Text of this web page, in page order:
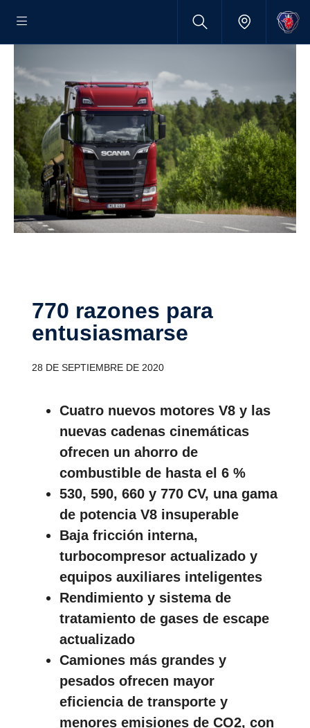
770 razones para
entusias­marse
28 DE SEPTIEMBRE DE 2020
Cuatro nuevos motores V8 y las
nuevas cadenas cinemáticas
ofrecen un ahorro de
combustible de hasta el 6 %
530, 590, 660 y 770 CV, una gama
de potencia V8 insuperable
Baja fricción interna,
turbocompresor actualizado y
equipos auxiliares inteligentes
Rendimiento y sistema de
tratamiento de gases de escape
actualizado
Camiones más grandes y
pesados ofrecen mayor
eficiencia de transporte y
menores emisiones de CO2, con